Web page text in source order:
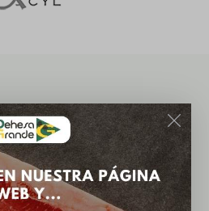
newsletter y recibe